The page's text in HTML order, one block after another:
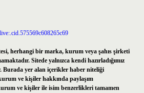
herhangi bir marka, kurum veya şahıs şirketi
Sitede yalnızca kendi hazırladığımız
Burada yer alan içerikler haber niteliği
ve kişiler hakkında paylaşım
ve kişiler ile isim benzerlikleri tamamen